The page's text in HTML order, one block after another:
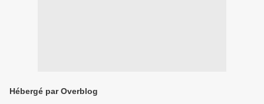
Hébergé par Overblog